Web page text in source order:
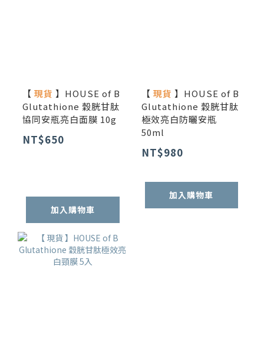
【 現貨 】HOUSE of B
Glutathione 穀胱甘肽
協同安瓶亮白面膜 10g
NT$650
加入購物車
【 現貨 】HOUSE of B
Glutathione 穀胱甘肽
極效亮白防曬安瓶
50ml
NT$980
加入購物車